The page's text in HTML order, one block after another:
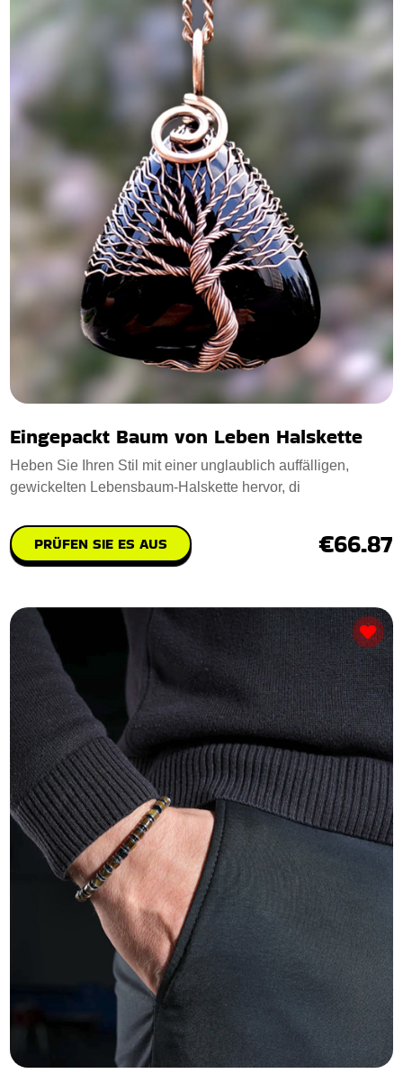
Eingepackt Baum von Leben Halskette
Heben Sie Ihren Stil mit einer unglaublich auffälligen,
gewickelten Lebensbaum-Halskette hervor, di
PRÜFEN SIE ES AUS €66.87